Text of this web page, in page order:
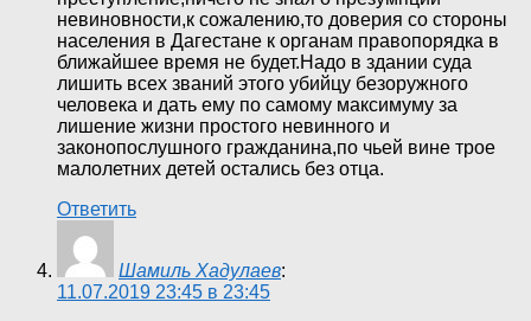
невиновности,к сожалению,то доверия со стороны
населения в Дагестане к органам правопорядка в
ближайшее время не будет.Надо в здании суда
лишить всех званий этого убийцу безоружного
человека и дать ему по самому максимуму за
лишение жизни простого невинного и
законопослушного гражданина,по чьей вине трое
малолетних детей остались без отца.
Ответить
Шамиль Хадулаев:
11.07.2019 23:45 в 23:45